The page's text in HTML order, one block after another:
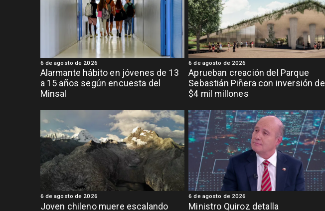
Alarmante hábito en jóvenes de 13
a 15 años según encuesta del
Minsal
6 de agosto de 2026
Aprueban creación del Parque
Sebastián Piñera con inversión de
$4 mil millones
6 de agosto de 2026
Joven chileno muere escalando
6 de agosto de 2026
Ministro Quiroz detalla
6 de agosto de 2026